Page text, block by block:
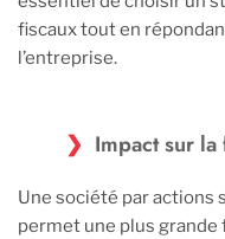
fiscaux tout en
l’entreprise.
Impact sur
Une société par actions
permet une plus